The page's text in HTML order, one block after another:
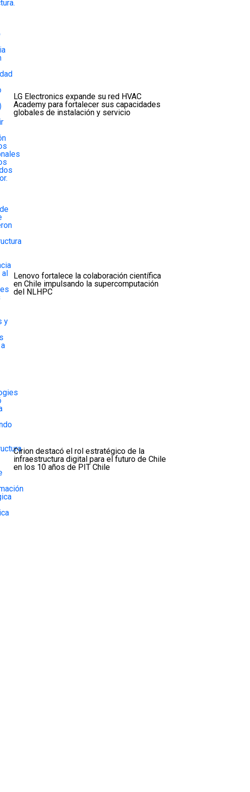
LG Electronics expande su red HVAC
Academy para fortalecer sus capacidades
globales de instalación y servicio
Lenovo fortalece la colaboración científica
en Chile impulsando la supercomputación
del NLHPC
Cirion destacó el rol estratégico de la
infraestructura digital para el futuro de Chile
en los 10 años de PIT Chile